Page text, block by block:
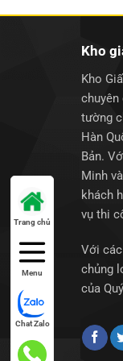
Kho
Kho
chuyên
tường
Hàn
Bản.
Minh
khách
vụ thi
Với
chủng
của
Trang chủ
Menu
Chat Zalo